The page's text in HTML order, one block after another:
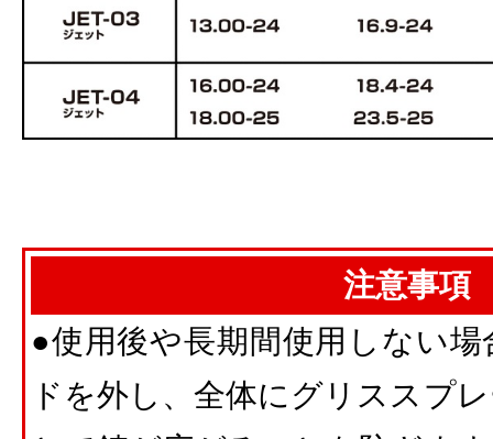
注意事項
●使用後や長期間使用しない
ドを外し、全体にグリススプ